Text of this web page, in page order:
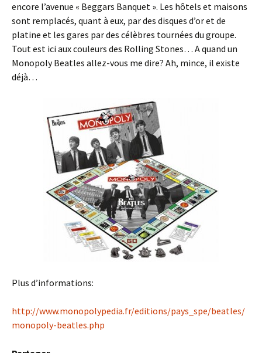
encore l’avenue « Beggars Banquet ». Les hôtels et maisons
sont remplacés, quant à eux, par des disques d’or et de
platine et les gares par des célèbres tournées du groupe.
Tout est ici aux couleurs des Rolling Stones… A quand un
Monopoly Beatles allez-vous me dire? Ah, mince, il existe
déjà…
Plus d’informations:
http://www.monopolypedia.fr/editions/pays_spe/beatles/
monopoly-beatles.php